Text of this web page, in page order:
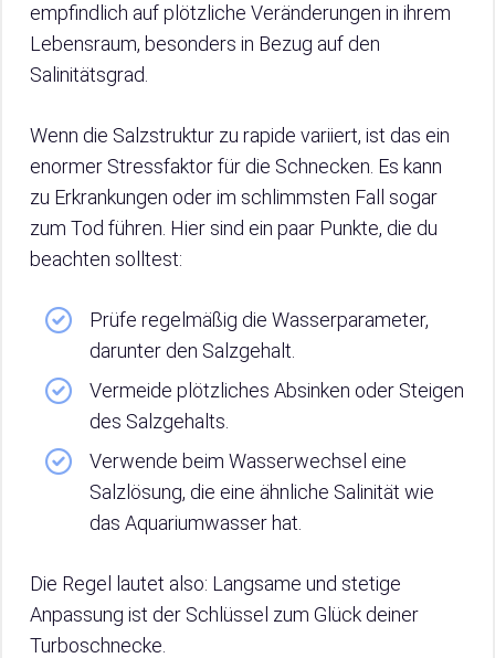
empfindlich auf plötzliche Veränderungen in ihrem
Lebensraum, besonders in Bezug auf den
Salinitätsgrad.
Wenn die Salzstruktur zu rapide variiert, ist das ein
enormer Stressfaktor für die Schnecken. Es kann
zu Erkrankungen oder im schlimmsten Fall sogar
zum Tod führen. Hier sind ein paar Punkte, die du
beachten solltest:
Prüfe regelmäßig die Wasserparameter,
darunter den Salzgehalt.
Vermeide plötzliches Absinken oder Steigen
des Salzgehalts.
Verwende beim Wasserwechsel eine
Salzlösung, die eine ähnliche Salinität wie
das Aquariumwasser hat.
Die Regel lautet also: Langsame und stetige
Anpassung ist der Schlüssel zum Glück deiner
Turboschnecke.